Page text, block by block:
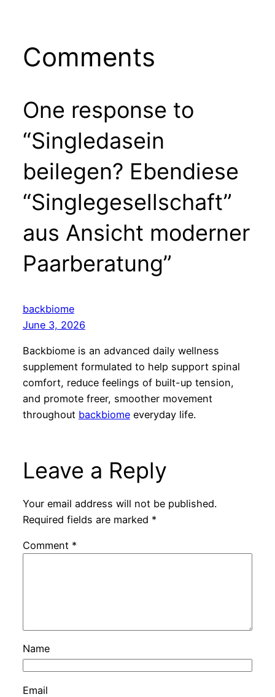
Comments
One response to
“Singledasein
beilegen? Ebendiese
“Singlegesellschaft”
aus Ansicht moderner
Paarberatung”
backbiome
June 3, 2026
Backbiome is an advanced daily wellness
supplement formulated to help support spinal
comfort, reduce feelings of built-up tension,
and promote freer, smoother movement
throughout backbiomeeveryday life.
Leave a Reply
Your email address will not be published.
Required fields are marked *
Comment *
Name
Email